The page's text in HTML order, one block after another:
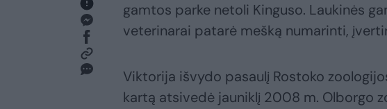
gamtos parke netoli Kinguso. Laukinės
veterinarai patarė mešką numarinti,
Viktorija išvydo pasaulį Rostoko
kartą atsivedė jauniklį 2008 m. Olborgo